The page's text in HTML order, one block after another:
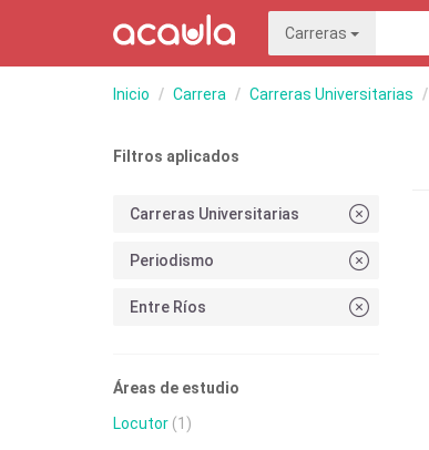
Carreras
Inicio Carrera Carreras Universitarias
Filtros aplicados
Carreras Universitarias
Periodismo
Entre Ríos
Áreas de estudio
Locutor (1)